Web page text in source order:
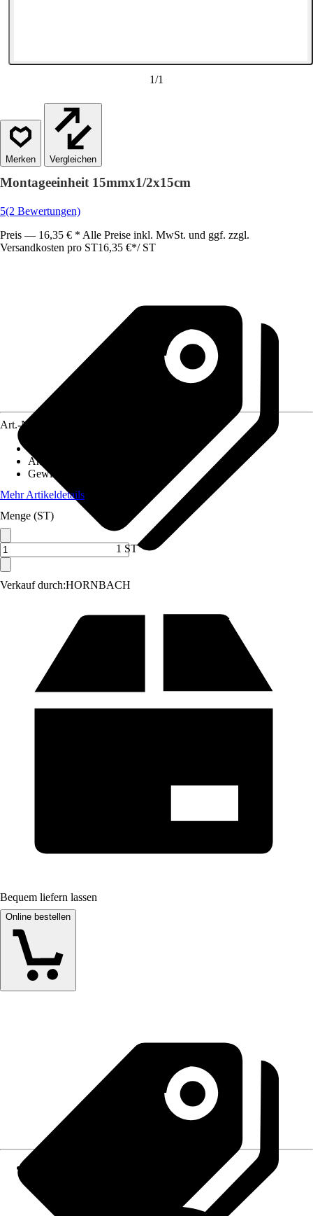
1/1
Vergleichen
Montageeinheit 15mmx1/2x15cm
5(2 Bewertungen)
Preis — 16,35 € * Alle Preise inkl. MwSt. und ggf. zzgl.
Versandkosten pro ST16,35 €*/ ST
Verkauf durch:HORNBACH
Art.-Nr.
Anwendung
Gewinde-Typ
Mehr Artikeldetails
Menge (ST)
1 ST
Bequem liefern lassen
Online bestellen